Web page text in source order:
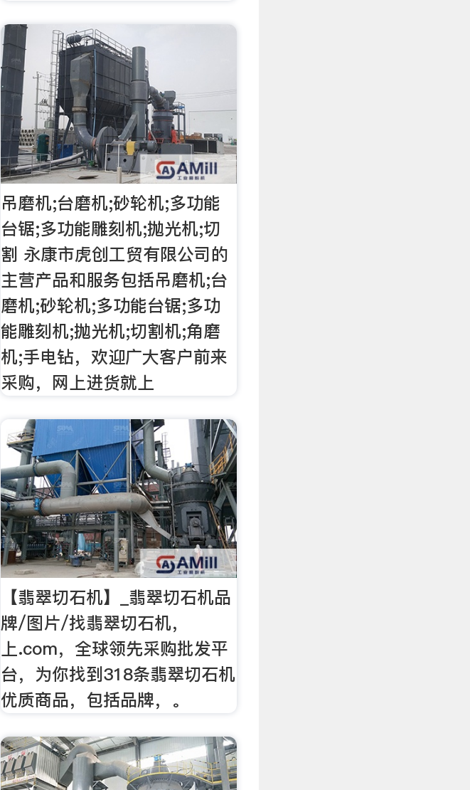
吊磨机;台磨机;砂轮机;多功能
台锯;多功能雕刻机;抛光机;切
割 永康市虎创工贸有限公司的
主营产品和服务包括吊磨机;台
磨机;砂轮机;多功能台锯;多功
能雕刻机;抛光机;切割机;角磨
机;手电钻，欢迎广大客户前来
采购，网上进货就上
【翡翠切石机】_翡翠切石机品
牌/图片/找翡翠切石机，
上.com，全球领先采购批发平
台，为你找到318条翡翠切石机
优质商品，包括品牌，。